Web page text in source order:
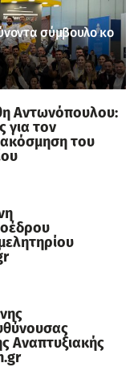
σύμβουλο κο
Αντωνόπουλου:
για τον
του
Αναπτυξιακής